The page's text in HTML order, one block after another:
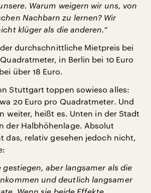
Warum weigern wir uns, von
Nachbarn zu lernen? Wir
klüger als die anderen.“
durchschnittliche Mietpreis bei
in Berlin bei 10 Euro
über 18 Euro.
Stuttgart toppen sowieso alles:
20 Euro pro Quadratmeter. Und
weiter, heißt es. Unten in der Stadt
der Halbhöhenlage. Absolut
das, relativ gesehen jedoch nicht,
gestiegen, aber langsamer als die
und deutlich langsamer